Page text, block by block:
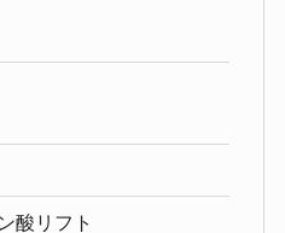
酸リフト